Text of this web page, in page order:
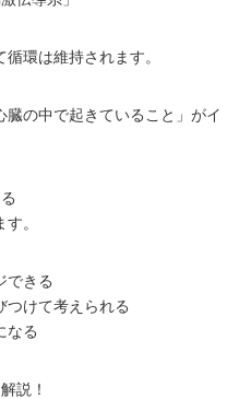
環は維持されます。
の中で起きていること」がイ
。
できる
つけて考えられる
なる
説！